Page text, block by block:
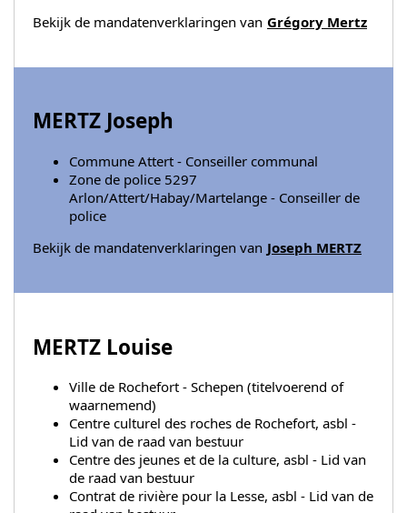
Bekijk de mandatenverklaringen van Grégory Mertz
MERTZ Joseph
Commune Attert - Conseiller communal
Zone de police 5297
Arlon/Attert/Habay/Martelange - Conseiller de
police
Bekijk de mandatenverklaringen van Joseph MERTZ
MERTZ Louise
Ville de Rochefort - Schepen (titelvoerend of
waarnemend)
Centre culturel des roches de Rochefort, asbl -
Lid van de raad van bestuur
Centre des jeunes et de la culture, asbl - Lid van
de raad van bestuur
Contrat de rivière pour la Lesse, asbl - Lid van de